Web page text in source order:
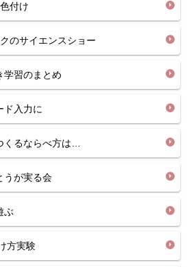
付け
のサイエンスショー
習のまとめ
入力に
るならべ方は…
が実る会
ぶ
方実験